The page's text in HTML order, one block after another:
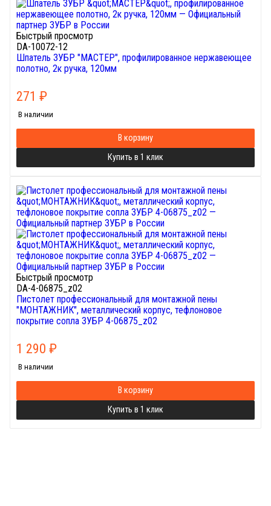
Быстрый просмотр
DA-10072-12
Шпатель ЗУБР "МАСТЕР", профилированное нержавеющее
полотно, 2к ручка, 120мм
271 ₽
В наличии
В корзину
Купить в 1 клик
Быстрый просмотр
DA-4-06875_z02
Пистолет профессиональный для монтажной пены
"МОНТАЖНИК", металлический корпус, тефлоновое
покрытие сопла ЗУБР 4-06875_z02
1 290 ₽
В наличии
В корзину
Купить в 1 клик